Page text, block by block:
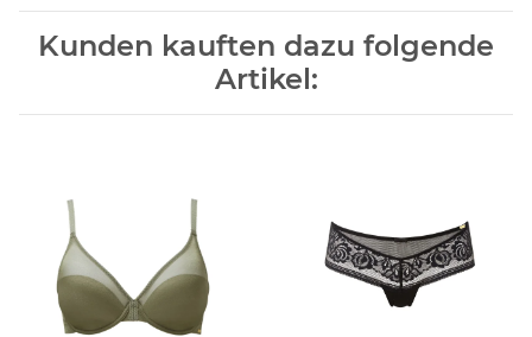
Kunden kauften dazu folgende
Artikel: